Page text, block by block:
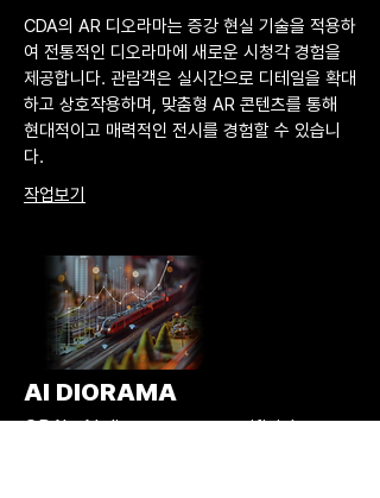
CDA의 AR 디오라마는 증강 현실 기술을 적용하
여 전통적인 디오라마에 새로운 시청각 경험을
제공합니다. 관람객은 실시간으로 디테일을 확대
하고 상호작용하며, 맞춤형 AR 콘텐츠를 통해
현대적이고 매력적인 전시를 경험할 수 있습니
다.
작업보기
AI DIORAMA
CDA's AI dioramas use artificial